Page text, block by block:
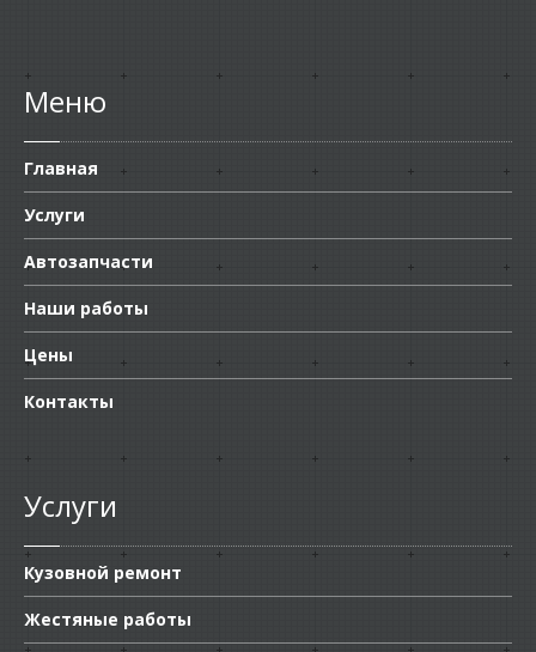
Меню
Главная
Услуги
Автозапчасти
Наши работы
Цены
Контакты
Услуги
Кузовной ремонт
Жестяные работы